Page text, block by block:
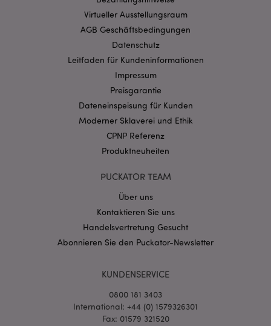
Virtueller Ausstellungsraum
AGB Geschäftsbedingungen
Datenschutz
Leitfaden für Kundeninformationen
Impressum
Preisgarantie
Dateneinspeisung für Kunden
Moderner Sklaverei und Ethik
CPNP Referenz
Produktneuheiten
PUCKATOR TEAM
Über uns
Kontaktieren Sie uns
Handelsvertretung Gesucht
Abonnieren Sie den Puckator-Newsletter
KUNDENSERVICE
0800 181 3403
International: +44 (0) 1579326301
Fax: 01579 321520
Kernfunktionen der Website wie die
Benutzeranmeldung und die Kontoverwaltung.
Ohne unbedingt notwendige cookies kann die
Name
Provider
mage-cache-storage-section-
PHPSESSID
PHP.net
Datenschutzbestimmungen von Google